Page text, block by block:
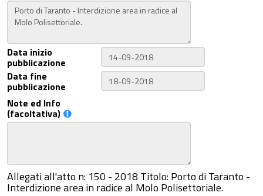
Data inizio
pubblicazione
Data fine
pubblicazione
Note ed Info
(facoltativa)
Allegati all'atto n: 150 - 2018 Titolo: Porto di Taranto -
Interdizione area in radice al Molo Polisettoriale.